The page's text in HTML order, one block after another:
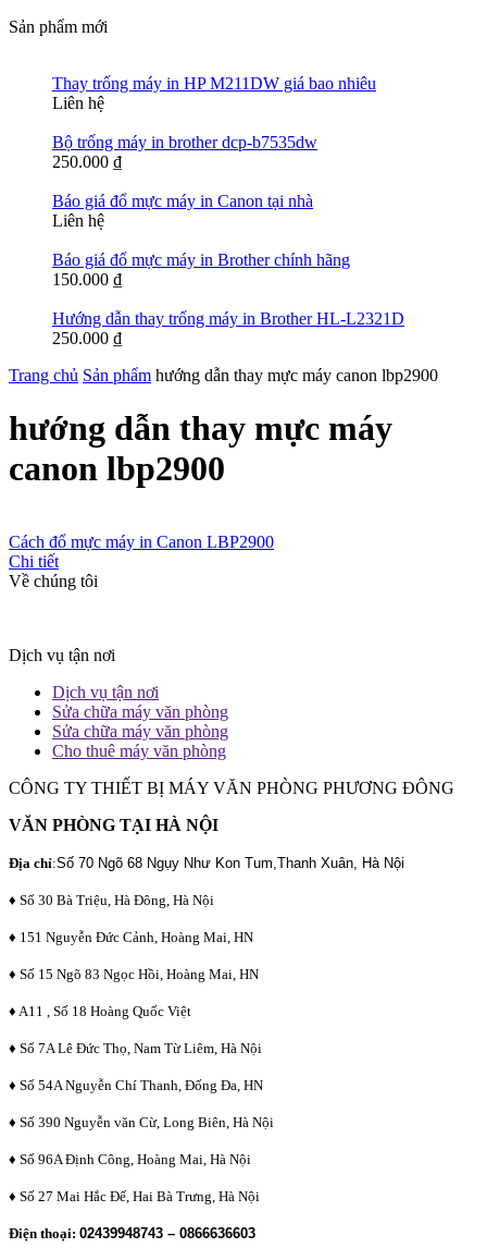
Sản phẩm mới
Thay trống máy in HP M211DW giá bao nhiêu
Liên hệ
Bộ trống máy in brother dcp-b7535dw
250.000 ₫
Báo giá đổ mực máy in Canon tại nhà
Liên hệ
Báo giá đổ mực máy in Brother chính hãng
150.000 ₫
Hướng dẫn thay trống máy in Brother HL-L2321D
250.000 ₫
Trang chủ Sản phẩm hướng dẫn thay mực máy canon lbp2900
hướng dẫn thay mực máy
canon lbp2900
Cách đổ mực máy in Canon LBP2900
Chi tiết
Về chúng tôi
Dịch vụ tận nơi
Dịch vụ tận nơi
Sửa chữa máy văn phòng
Sửa chữa máy văn phòng
Cho thuê máy văn phòng
CÔNG TY THIẾT BỊ MÁY VĂN PHÒNG PHƯƠNG ĐÔNG
VĂN PHÒNG TẠI HÀ NỘI
Địa chỉ:Số 70 Ngõ 68 Ngụy Như Kon Tum,Thanh Xuân, Hà Nội
♦ Số 30 Bà Triệu, Hà Đông, Hà Nội
♦ 151 Nguyễn Đức Cảnh, Hoàng Mai, HN
♦ Số 15 Ngõ 83 Ngọc Hồi, Hoàng Mai, HN
♦ A11 , Số 18 Hoàng Quốc Việt
♦ Số 7A Lê Đức Thọ, Nam Từ Liêm, Hà Nội
♦ Số 54A Nguyễn Chí Thanh, Đống Đa, HN
♦ Số 390 Nguyễn văn Cừ, Long Biên, Hà Nội
♦ Số 96A Định Công, Hoàng Mai, Hà Nội
♦ Số 27 Mai Hắc Đế, Hai Bà Trưng, Hà Nội
Điện thoại: 02439948743 – 0866636603